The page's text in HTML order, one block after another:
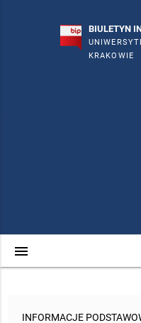
BIULETYN
KRAKOWIE
menu
INFORMACJE